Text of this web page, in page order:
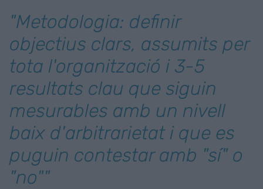
"Metodologia: definir
objectius clars, assumits per
tota l'organització i 3-5
resultats clau que siguin
mesurables amb un nivell
baix d'arbitrarietat i que es
puguin contestar amb "sí" o
"no""